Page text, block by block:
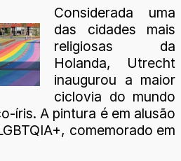
Considerada uma
das cidades mais
religiosas da
Holanda, Utrecht
inaugurou a maior
ciclovia do mundo
íris. A pintura é em alusão
comemorado em